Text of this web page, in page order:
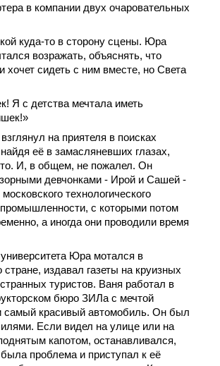
в компании двух очаровательных
куда-то в сторону сцены. Юра
возражать, объяснять, что
хочет сидеть с ним вместе, но Света
Я с детства мечтала иметь
на приятеля в поисках
её в замасляневших глазах,
И, в общем, не пожалел. Он
девчонками - Ирой и Сашей -
технологического
промышленности, с которыми потом
а иногда они проводили время
Юра мотался в
стране, издавал газеты на круизных
туристов. Ваня работал в
бюро ЗИЛа с мечтой
самый красивый автомобиль. Он был
Если видел на улице или на
капотом, останавливался,
проблема и приступал к её